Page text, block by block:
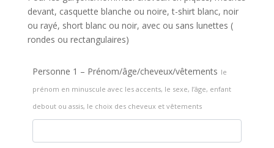
devant, casquette blanche ou noire, t-shirt blanc, noir
ou rayé, short blanc ou noir, avec ou sans lunettes (
rondes ou rectangulaires)
Personne 1 – Prénom/âge/cheveux/vêtements le
prénom en minuscule avec les accents, le sexe, l’âge, enfant
debout ou assis, le choix des cheveux et vêtements